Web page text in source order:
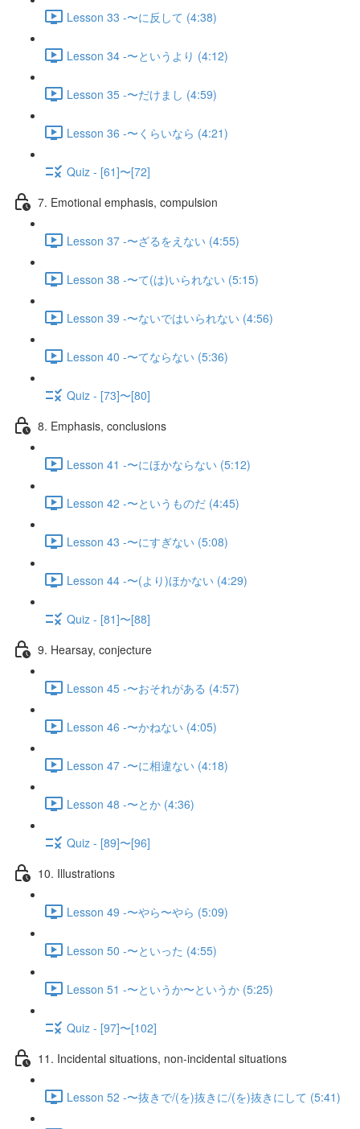
Lesson 33 -〜に反して (4:38)
Lesson 34 -〜というより (4:12)
Lesson 35 -〜だけまし (4:59)
Lesson 36 -〜くらいなら (4:21)
Quiz - [61]〜[72]
7. Emotional emphasis, compulsion
Lesson 37 -〜ざるをえない (4:55)
Lesson 38 -〜て(は)いられない (5:15)
Lesson 39 -〜ないではいられない (4:56)
Lesson 40 -〜てならない (5:36)
Quiz - [73]〜[80]
8. Emphasis, conclusions
Lesson 41 -〜にほかならない (5:12)
Lesson 42 -〜というものだ (4:45)
Lesson 43 -〜にすぎない (5:08)
Lesson 44 -〜(より)ほかない (4:29)
Quiz - [81]〜[88]
9. Hearsay, conjecture
Lesson 45 -〜おそれがある (4:57)
Lesson 46 -〜かねない (4:05)
Lesson 47 -〜に相違ない (4:18)
Lesson 48 -〜とか (4:36)
Quiz - [89]〜[96]
10. Illustrations
Lesson 49 -〜やら〜やら (5:09)
Lesson 50 -〜といった (4:55)
Lesson 51 -〜というか〜というか (5:25)
Quiz - [97]〜[102]
11. Incidental situations, non-incidental situations
Lesson 52 -〜抜きで/(を)抜きに/(を)抜きにして (5:41)